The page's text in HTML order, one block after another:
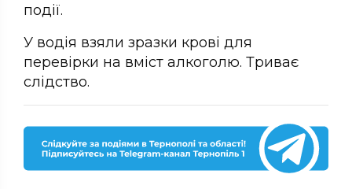
події.
У водія взяли зразки крові для
перевірки на вміст алкоголю. Триває
слідство.